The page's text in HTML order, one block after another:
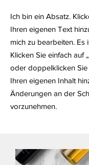
Ich bin ein Absatz.
Ihren eigenen Text
mich zu bearbeiten. Es
Klicken Sie einfach auf
oder doppelklicken Sie
Ihren eigenen Inhalt
Änderungen an der
vorzunehmen.